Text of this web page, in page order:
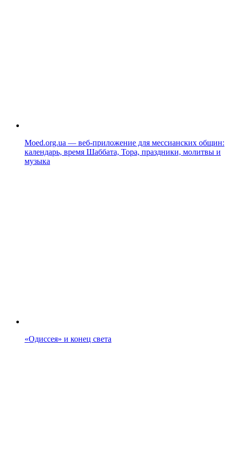
Moed.org.ua — веб-приложение для мессианских общин:
календарь, время Шаббата, Тора, праздники, молитвы и
музыка
«Одиссея» и конец света